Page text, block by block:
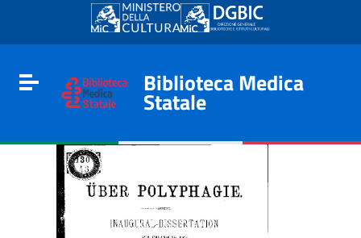
Go to content
Go to the navigation menu
Go to the footer
Toggle navigation
Biblioteca Medica
Statale